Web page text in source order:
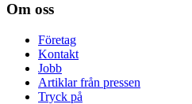
Om oss
Företag
Kontakt
Jobb
Artiklar från pressen
Tryck på